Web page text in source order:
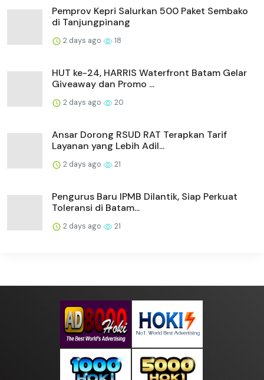
Pemprov Kepri Salurkan 500 Paket Sembako
di Tanjungpinang
2 days ago 18
HUT ke-24, HARRIS Waterfront Batam Gelar
Giveaway dan Promo ...
2 days ago 20
Ansar Dorong RSUD RAT Terapkan Tarif
Layanan yang Lebih Adil...
2 days ago 21
Pengurus Baru IPMB Dilantik, Siap Perkuat
Toleransi di Batam...
2 days ago 21